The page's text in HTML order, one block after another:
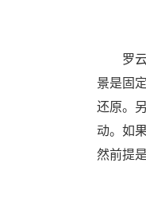
罗云：
景是固
还原。
动。如
然前提